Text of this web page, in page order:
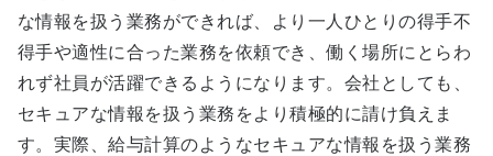
な情報を扱う業務ができれば、より一人ひとりの得手不
得手や適性に合った業務を依頼でき、働く場所にとらわ
れず社員が活躍できるようになります。会社としても、
セキュアな情報を扱う業務をより積極的に請け負えま
す。実際、給与計算のようなセキュアな情報を扱う業務